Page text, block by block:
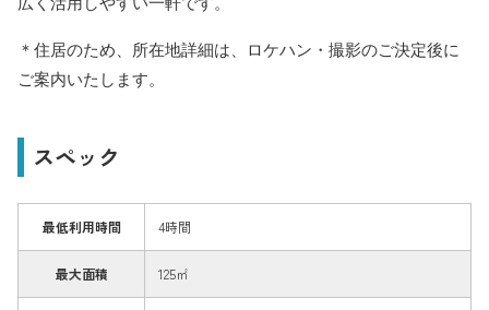
＊住居のため、所在地詳細は、ロケハン・撮影のご決定後に
ご案内いたします。
スペック
最低利用時間 4時間
最大面積 125㎡